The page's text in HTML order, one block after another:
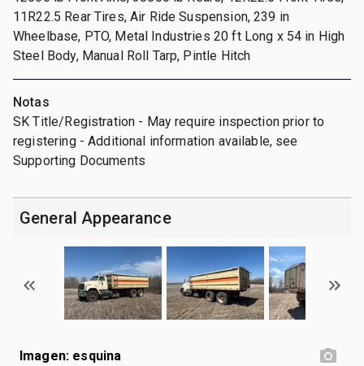
11R22.5 Rear Tires, Air Ride Suspension, 239 in
Wheelbase, PTO, Metal Industries 20 ft Long x 54 in High
Steel Body, Manual Roll Tarp, Pintle Hitch
Notas
SK Title/Registration - May require inspection prior to
registering - Additional information available, see
Supporting Documents
General Appearance
Imagen: esquina